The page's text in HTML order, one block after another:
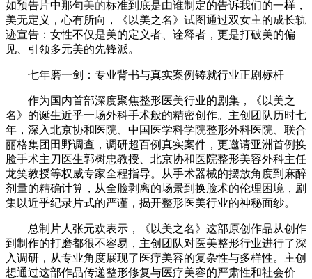
如预告片中那句美的标准到底是由谁制定的告诉我们的一样，
美无定义，心有所向，《以美之名》试图通过双女主的成长轨
迹宣告：女性不仅是美的定义者、诠释者，更是打破美的偏
见、引领多元美的先锋派。
七年磨一剑：专业背书与真实案例铸就行业正剧标杆
作为国内首部深度聚焦整形医美行业的剧集，《以美之
名》的诞生近乎一场外科手术般的精密创作。主创团队历时七
年，深入北京协和医院、中国医学科学院整形外科医院、联合
丽格集团田野调查，调研超百例真实案件，更邀请亚洲首例换
脸手术主刀医生郭树忠教授、北京协和医院整形美容外科主任
龙笑教授等权威专家全程指导。从手术器械的摆放角度到麻醉
剂量的精确计算，从全脸剥离的场景到换脸术的伦理困境，剧
集以近乎纪录片式的严谨，揭开整形医美行业的神秘面纱。
总制片人张元欢表示，《以美之名》这部原创作品从创作
到制作的打磨都很不容易，主创团队对医美整形行业进行了深
入调研，从专业角度展现了医疗美容的复杂性与多样性。主创
想通过这部作品传递整形修复与医疗美容的严肃性和社会价